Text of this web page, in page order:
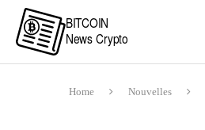
Home Nouvelles